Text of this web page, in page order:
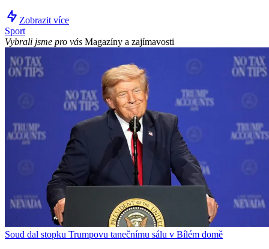
Zobrazit více
Sport
Vybrali jsme pro vás Magazíny a zajímavosti
Soud dal stopku Trumpovu tanečnímu sálu v Bílém domě